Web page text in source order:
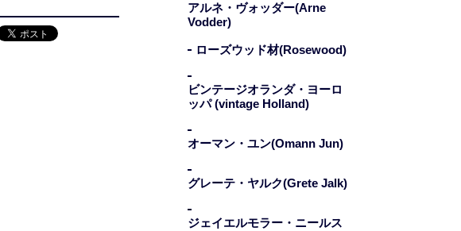
アルネ・ヴォッダー(Arne
Vodder)
ローズウッド材(Rosewood)
ビンテージオランダ・ヨーロ
ッパ (vintage Holland)
オーマン・ユン(Omann Jun)
グレーテ・ヤルク(Grete Jalk)
ジェイエルモラー・ニールス